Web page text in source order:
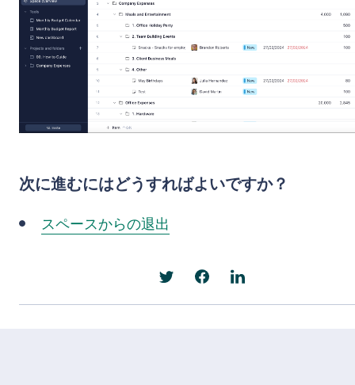
次に進むにはどうすればよいですか？
スペースからの退出